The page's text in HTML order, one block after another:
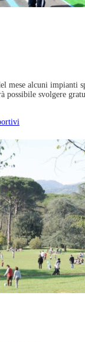
mese alcuni impianti
possibile svolgere